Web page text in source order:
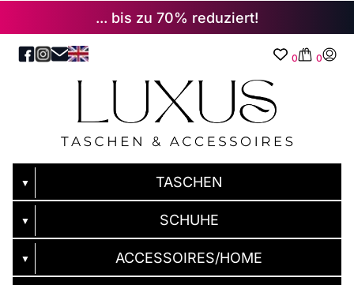
... bis zu 70% reduziert!
0 0
▼ TASCHEN
▼ SCHUHE
▼ ACCESSOIRES/HOME